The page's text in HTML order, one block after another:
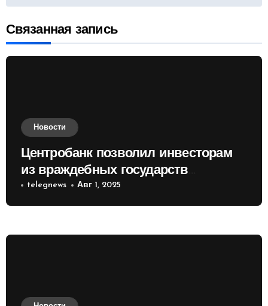
Связанная запись
Новости
Центробанк позволил инвесторам
из враждебных государств
приобретать валюту
telegnews Авг 1, 2025